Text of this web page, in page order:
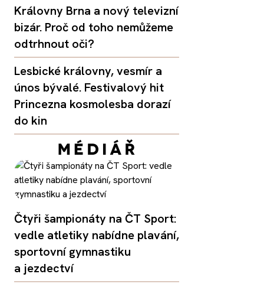
Královny Brna a nový televizní
bizár. Proč od toho nemůžeme
odtrhnout oči?
Lesbické královny, vesmír a
únos bývalé. Festivalový hit
Princezna kosmolesba dorazí
do kin
Čtyři šampionáty na ČT Sport:
vedle atletiky nabídne plavání,
sportovní gymnastiku
a jezdectví